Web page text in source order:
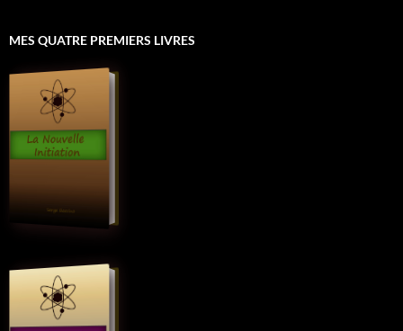
MES QUATRE PREMIERS LIVRES